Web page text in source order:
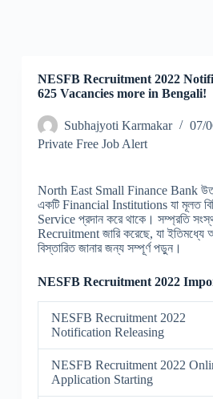
NESFB Recruitment 2022
625 Vacancies more in Bengali!
Subhajyoti Karmakar
07/
Private Free Job Alert
North East Small Finance Bank
একটি Financial Institutions যা মূলত
Service প্রদান করে থাকে। সম্প্রতি
Recruitment জারি করেছে, যা
বিস্তারিত জানার জন্য সম্পূর্ণ পড়ুন।
NESFB Recruitment 2022
NESFB Recruitment 2022
Notification Releasing
NESFB Recruitment 2022
Application Starting